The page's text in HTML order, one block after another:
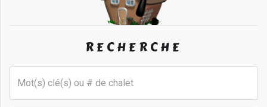
RECHERCHE